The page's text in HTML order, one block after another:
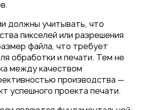
должны учитывать, что
пикселей или разрешения
файла, что требует
обработки и печати. Тем не
между качеством
производства —
успешного проекта печати.